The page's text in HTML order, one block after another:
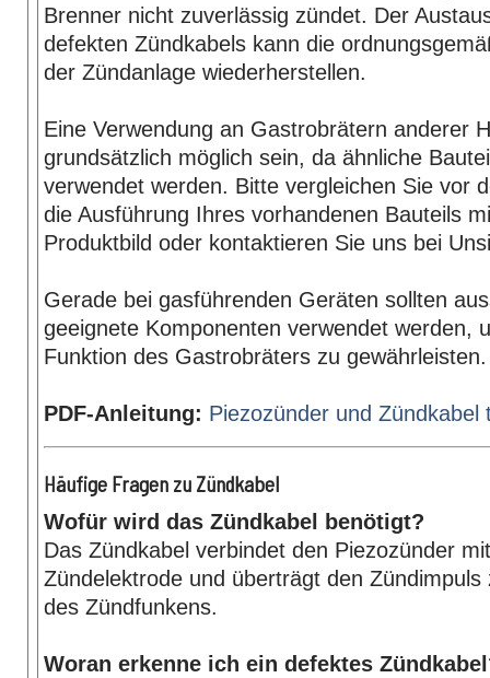
Brenner nicht zuverlässig zündet. Der
defekten Zündkabels kann die
der Zündanlage wiederherstellen.
Eine Verwendung an Gastrobrätern anderer
grundsätzlich möglich sein, da ähnliche
verwendet werden. Bitte vergleichen Sie vor
die Ausführung Ihres vorhandenen Bauteils
Produktbild oder kontaktieren Sie uns bei
Gerade bei gasführenden Geräten sollten
geeignete Komponenten verwendet werden,
Funktion des Gastrobräters zu gewährleisten.
PDF-Anleitung: Piezozünder und Zündkabel
Häufige Fragen zu Zündkabel
Wofür wird das Zündkabel benötigt?
Das Zündkabel verbindet den Piezozünder
Zündelektrode und überträgt den Zündimpuls
des Zündfunkens.
Woran erkenne ich ein defektes